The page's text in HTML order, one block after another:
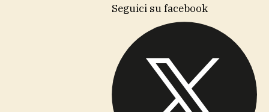
Seguici su facebook